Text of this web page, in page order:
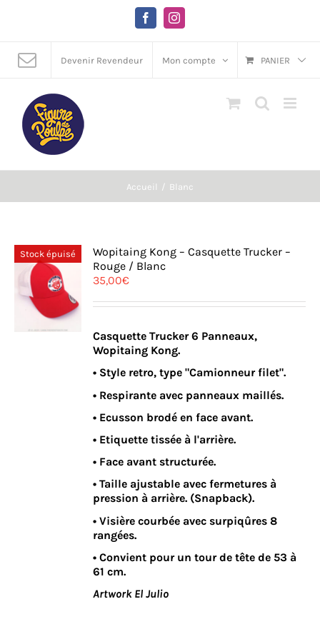
FacebookInstagram
Devenir Revendeur Mon compte PANIER
Accueil Blanc
Stock épuisé
Wopitaing Kong – Casquette Trucker –
Rouge / Blanc
35,00€
Casquette Trucker 6 Panneaux,
Wopitaing Kong.
• Style retro, type "Camionneur filet".
• Respirante avec panneaux maillés.
• Ecusson brodé en face avant.
• Etiquette tissée à l'arrière.
• Face avant structurée.
• Taille ajustable avec fermetures à
pression à arrière. (Snapback).
• Visière courbée avec surpiqûres 8
rangées.
• Convient pour un tour de tête de 53 à
61 cm.
Artwork El Julio